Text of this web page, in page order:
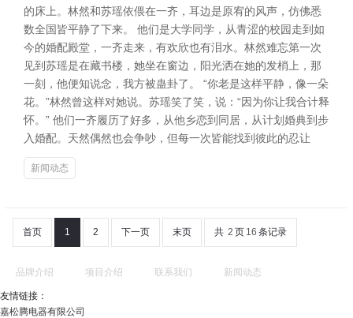
的床上。林然和苏瑶依偎在一齐，耳边是原宥的风声，仿佛悉
数全国皆平静了下来。 他们是大学同学，从青涩的校园走到如
今的婚配殿堂，一齐走来，有欢欣也有泪水。林然难忘第一次
见到苏瑶是在藏书楼，她坐在窗边，阳光洒在她的发梢上，那
一刻，他便知说念，我方被蛊卦了。 “你老是这样平静，像一朵
花。”林然曾这样对她说。苏瑶笑了笑，说：“因为你让我合计释
怀。” 他们一齐履历了好多，从他乡恋到同居，从计划婚典到步
入婚配。天然偶然也会争吵，但每一次皆能找到彼此的忍让
新闻动态
首页 1 2 下一页 末页 共 2 页 16 条记录
品牌介绍 项目介绍 联系我们 新闻动态
友情链接：
嘉松腾电器有限公司